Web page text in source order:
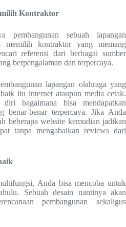
Kontraktor
pembangunan sebuah lapangan
kontraktor yang memang
referensi dari berbagai sumber
berpengalaman dan terpercaya.
lapangan olahraga yang
itu internet ataupun media cetak.
bagaimana bisa mendapatkan
benar-benar terpercaya. Jika Anda
beberapa website kemudian jadikan
tanpa mengabaikan reviews dari
Anda bisa mencoba untuk
Sebuah desain nantinya akan
pembangunan sekaligus